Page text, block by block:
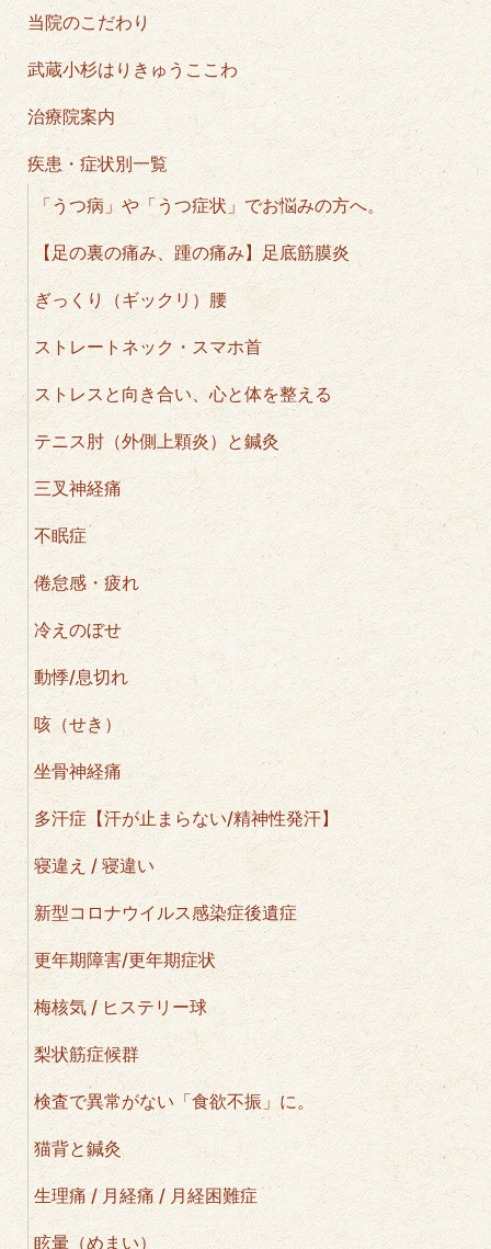
当院のこだわり
武蔵小杉はりきゅうここわ
治療院案内
疾患・症状別一覧
「うつ病」や「うつ症状」でお悩みの方へ。
【足の裏の痛み、踵の痛み】足底筋膜炎
ぎっくり（ギックリ）腰
ストレートネック・スマホ首
ストレスと向き合い、心と体を整える
テニス肘（外側上顆炎）と鍼灸
三叉神経痛
不眠症
倦怠感・疲れ
冷えのぼせ
動悸/息切れ
咳（せき）
坐骨神経痛
多汗症【汗が止まらない/精神性発汗】
寝違え / 寝違い
新型コロナウイルス感染症後遺症
更年期障害/更年期症状
梅核気 / ヒステリー球
梨状筋症候群
検査で異常がない「食欲不振」に。
猫背と鍼灸
生理痛 / 月経痛 / 月経困難症
眩暈（めまい）